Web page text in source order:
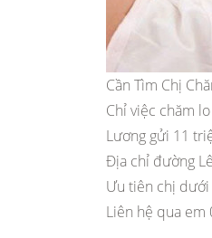
Cần Tìm Chị
Chỉ việc chăm
Lương gửi 11
Địa chỉ đường
Ưu tiên chị dưới
Liên hệ qua em